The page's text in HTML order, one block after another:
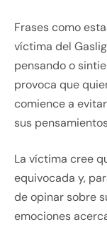
Frases como
víctima del
pensando o
provoca que
comience a
sus
La víctima cree
equivocada y,
de opinar sobre
emociones